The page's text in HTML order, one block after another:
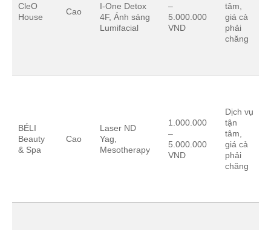
CleO
House
Cao
I-One Detox
4F, Ánh sáng
Lumifacial
–
5.000.000
VND
tâm,
giá cả
phải
chăng
BÉLI
Beauty
& Spa
Cao
Laser ND
Yag,
Mesotherapy
1.000.000
–
5.000.000
VND
Dịch vụ
tận
tâm,
giá cả
phải
chăng